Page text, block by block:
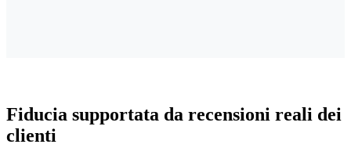
Fiducia supportata da recensioni reali dei
clienti